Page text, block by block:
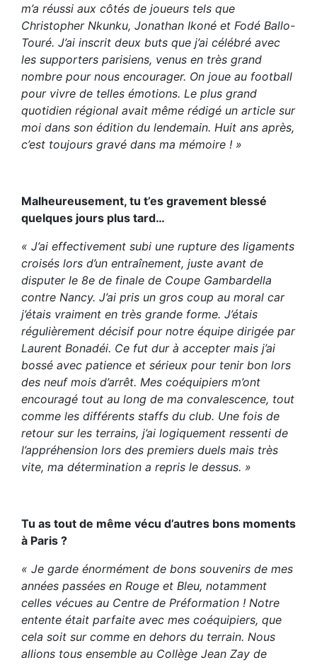
m’a réussi aux côtés de joueurs tels que
Christopher Nkunku, Jonathan Ikoné et Fodé Ballo-
Touré. J’ai inscrit deux buts que j’ai célébré avec
les supporters parisiens, venus en très grand
nombre pour nous encourager. On joue au football
pour vivre de telles émotions. Le plus grand
quotidien régional avait même rédigé un article sur
moi dans son édition du lendemain. Huit ans après,
c’est toujours gravé dans ma mémoire ! »
Malheureusement, tu t’es gravement blessé
quelques jours plus tard…
« J’ai effectivement subi une rupture des ligaments
croisés lors d’un entraînement, juste avant de
disputer le 8e de finale de Coupe Gambardella
contre Nancy. J’ai pris un gros coup au moral car
j’étais vraiment en très grande forme. J’étais
régulièrement décisif pour notre équipe dirigée par
Laurent Bonadéi. Ce fut dur à accepter mais j’ai
bossé avec patience et sérieux pour tenir bon lors
des neuf mois d’arrêt. Mes coéquipiers m’ont
encouragé tout au long de ma convalescence, tout
comme les différents staffs du club. Une fois de
retour sur les terrains, j’ai logiquement ressenti de
l’appréhension lors des premiers duels mais très
vite, ma détermination a repris le dessus. »
Tu as tout de même vécu d’autres bons moments
à Paris ?
« Je garde énormément de bons souvenirs de mes
années passées en Rouge et Bleu, notamment
celles vécues au Centre de Préformation ! Notre
entente était parfaite avec mes coéquipiers, que
cela soit sur comme en dehors du terrain. Nous
allions tous ensemble au Collège Jean Zay de